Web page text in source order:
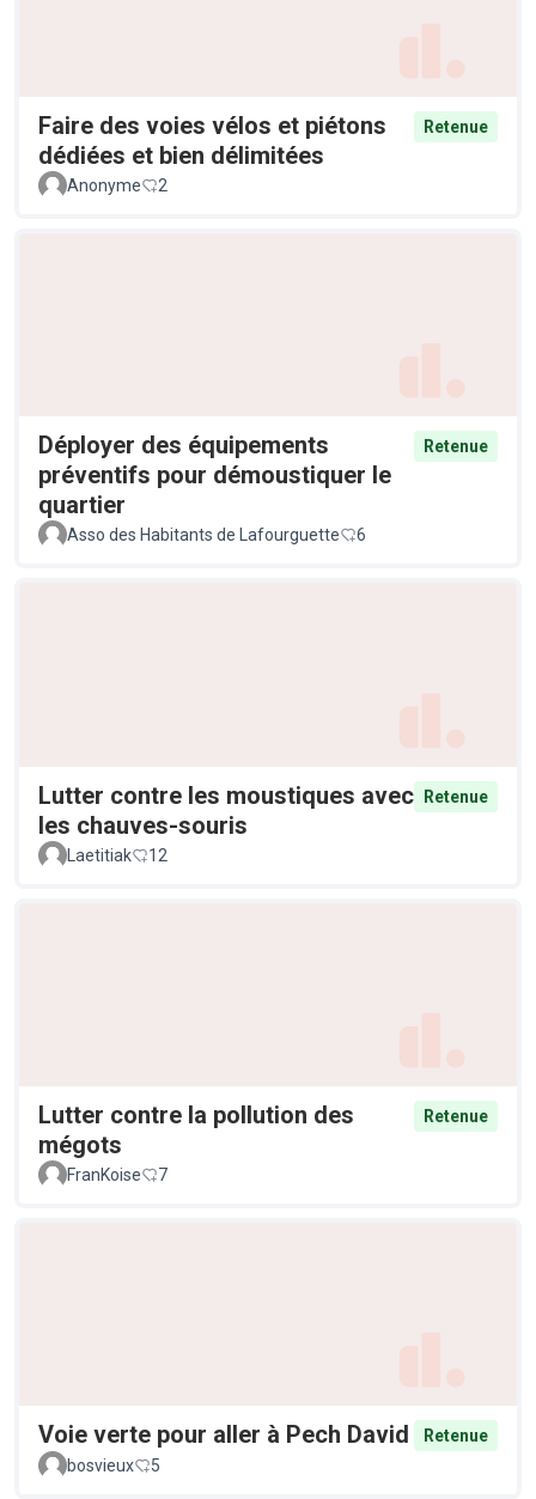
Faire des voies vélos et piétons
dédiées et bien délimitées
Retenue
Anonyme 2
Déployer des équipements
préventifs pour démoustiquer le
quartier
Retenue
Asso des Habitants de Lafourguette 6
Lutter contre les moustiques avec
les chauves-souris
Retenue
Laetitiak 12
Lutter contre la pollution des
mégots
Retenue
FranKoise 7
Voie verte pour aller à Pech David
Retenue
bosvieux
5